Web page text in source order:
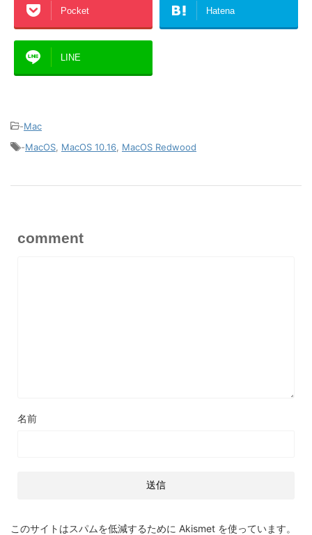
Pocket Hatena
LINE
-Mac
-MacOS MacOS 10.16 MacOS Redwood
comment
名前
このサイトはスパムを低減するために Akismet を使っています。